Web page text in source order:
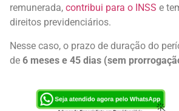
remunerada, contribui para o INSS e
direitos previdenciários.
Nesse caso, o prazo de duração do
de 6 meses e 45 dias (sem